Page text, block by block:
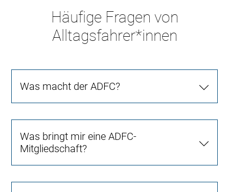
Häufige Fragen von
Alltagsfahrer*innen
Was macht der ADFC?
Was bringt mir eine ADFC-
Mitgliedschaft?